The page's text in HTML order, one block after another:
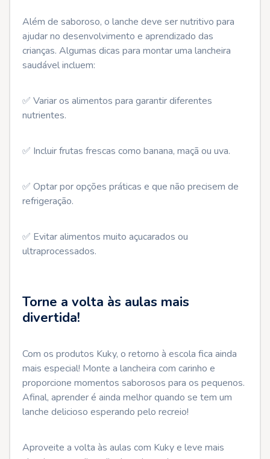
Além de saboroso, o lanche deve ser nutritivo para
ajudar no desenvolvimento e aprendizado das
crianças. Algumas dicas para montar uma lancheira
saudável incluem:
✅ Variar os alimentos para garantir diferentes
nutrientes.
✅ Incluir frutas frescas como banana, maçã ou uva.
✅ Optar por opções práticas e que não precisem de
refrigeração.
✅ Evitar alimentos muito açucarados ou
ultraprocessados.
Torne a volta às aulas mais
divertida!
Com os produtos Kuky, o retorno à escola fica ainda
mais especial! Monte a lancheira com carinho e
proporcione momentos saborosos para os pequenos.
Afinal, aprender é ainda melhor quando se tem um
lanche delicioso esperando pelo recreio!
Aproveite a volta às aulas com Kuky e leve mais